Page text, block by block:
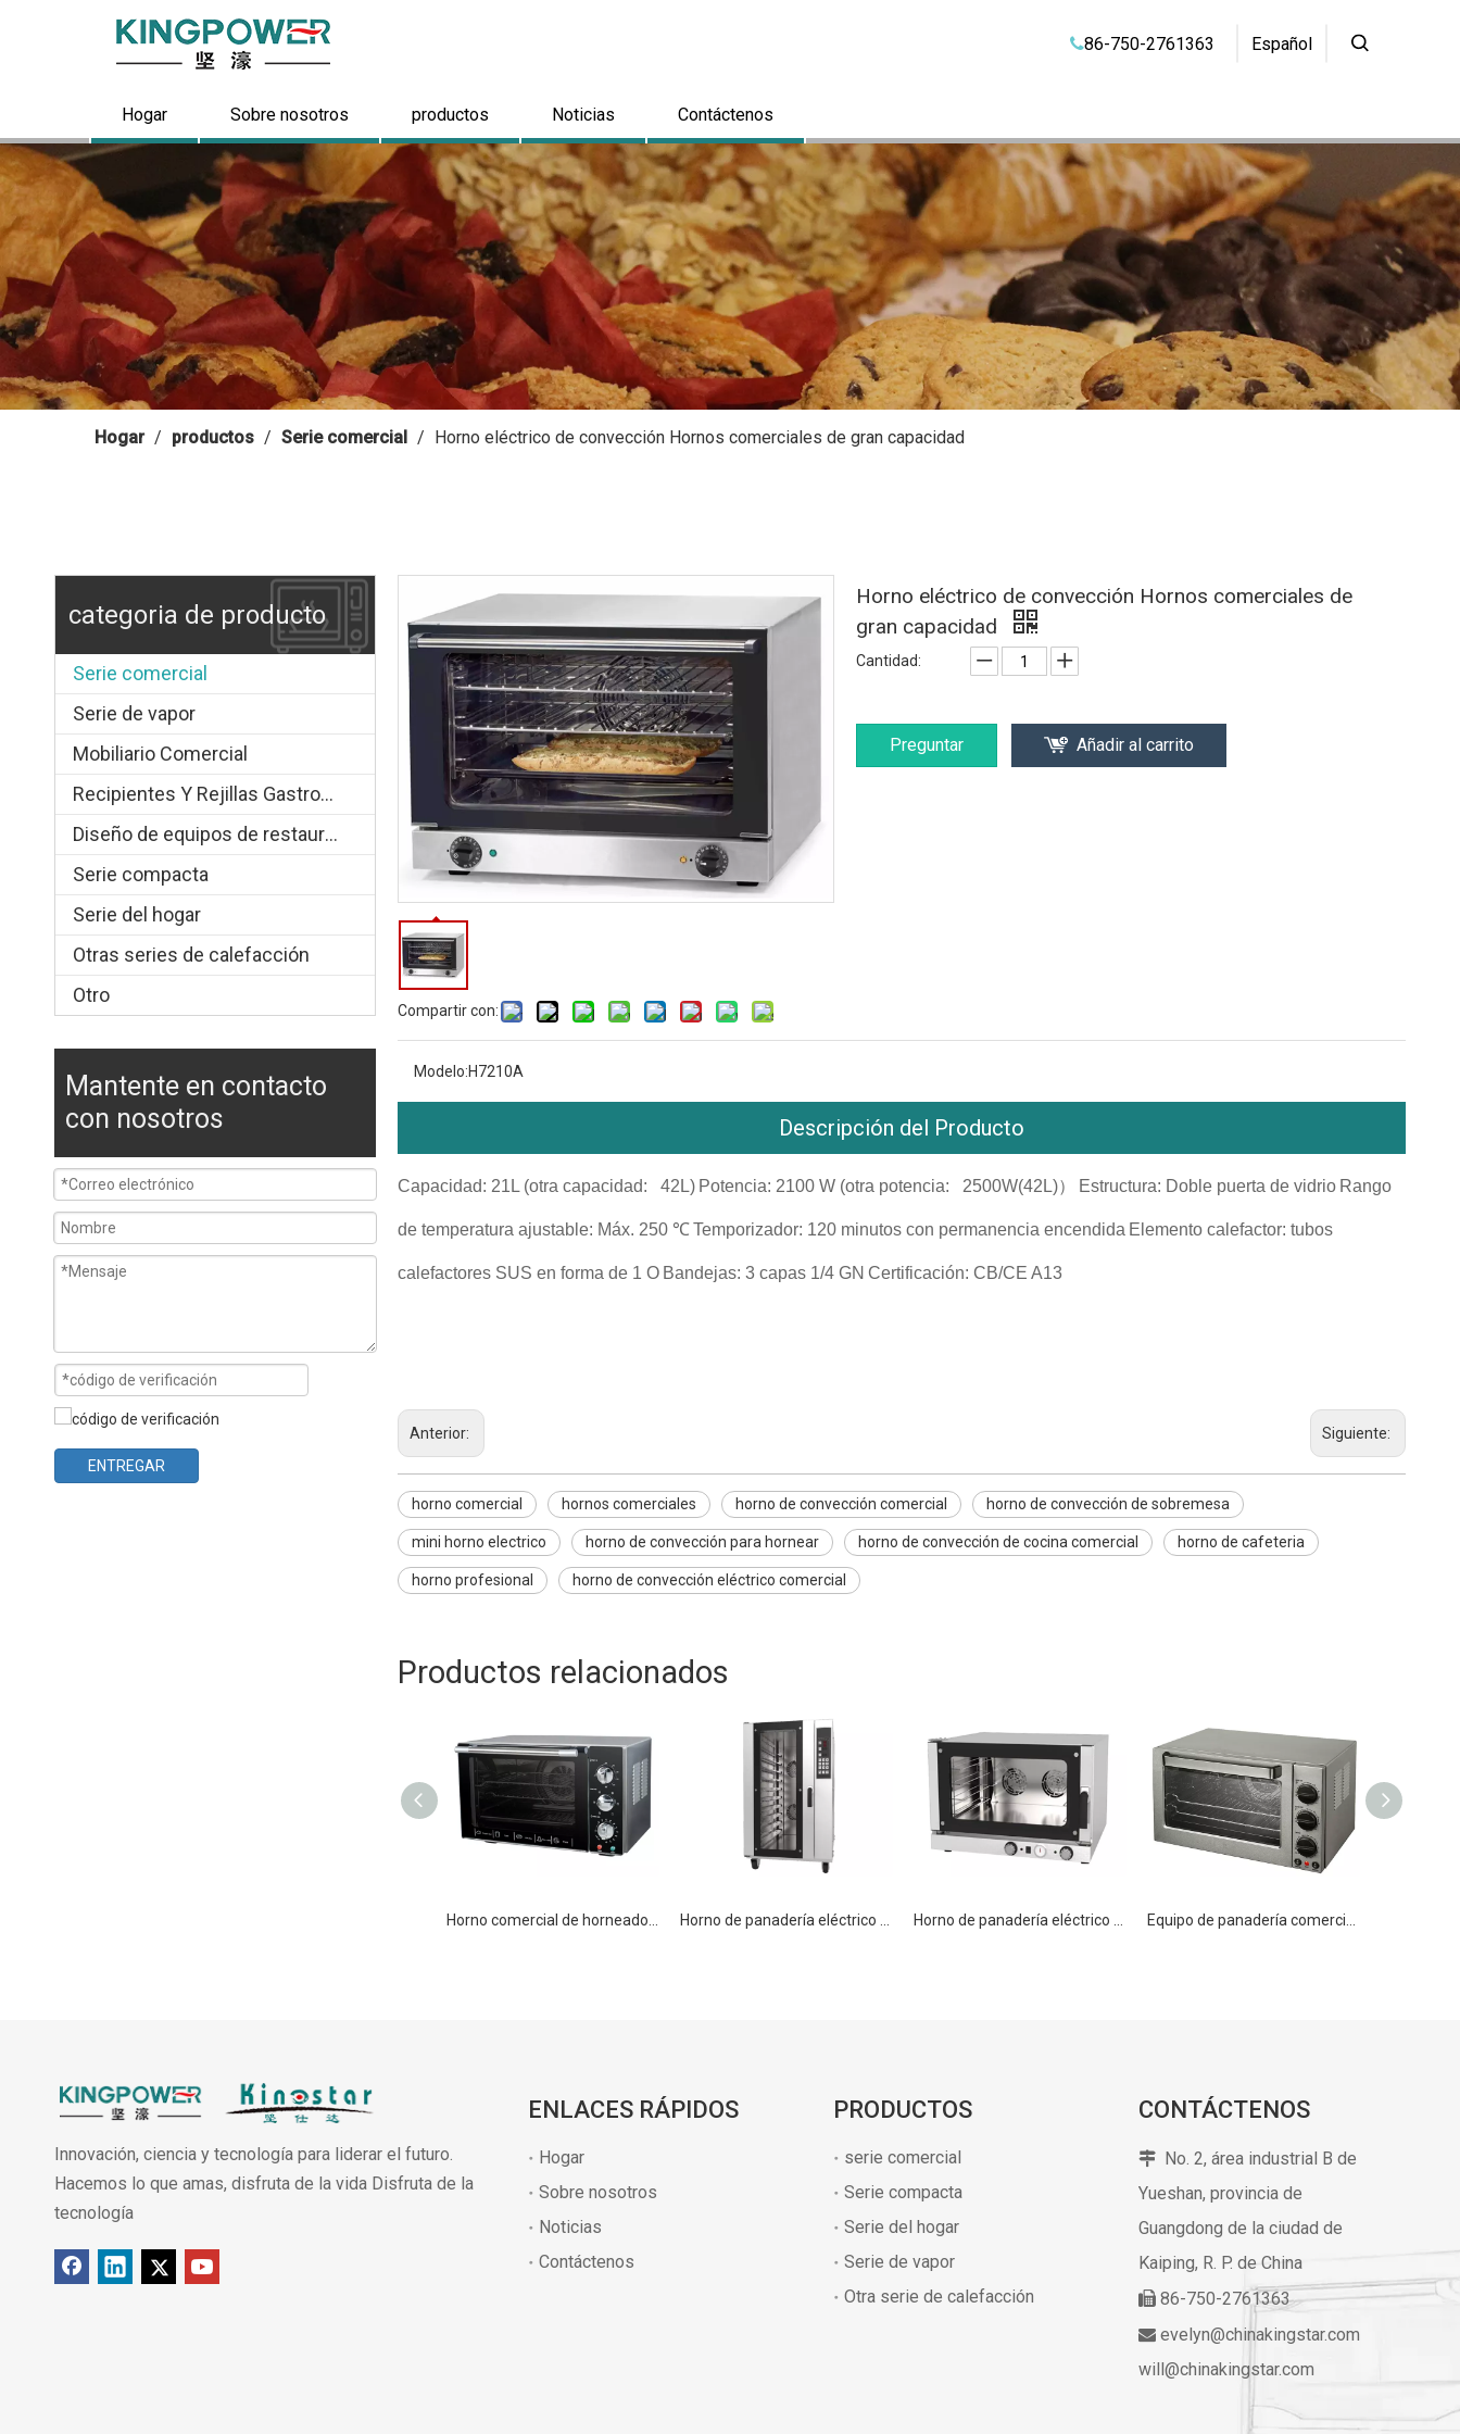
86-750-2761363 Español
Hogar Sobre nosotros productos Noticias Contáctenos
Hogar / productos / Serie comercial / Horno eléctrico de convección Hornos comerciales de gran capacidad
categoria de producto
Serie comercial
Serie de vapor
Mobiliario Comercial
Recipientes Y Rejillas Gastronorm
Diseño de equipos de restauración.
Serie compacta
Serie del hogar
Otras series de calefacción
Otro
Mantente en contacto
con nosotros
ENTREGAR
Compartir con:
Horno eléctrico de convección Hornos comerciales de
gran capacidad
Cantidad:
Preguntar Añadir al carrito
Modelo:H7210A
Descripción del Producto
Capacidad: 21L (otra capacidad: 42L) Potencia: 2100 W (otra potencia: 2500W(42L)） Estructura: Doble puerta de vidrio Rango
de temperatura ajustable: Máx. 250 ℃Temporizador: 120 minutos con permanencia encendida Elemento calefactor: tubos
calefactores SUS en forma de 1 O Bandejas: 3 capas 1/4 GN Certificación: CB/CE A13
Anterior: Siguiente:
horno comercial hornos comerciales horno de convección comercial horno de convección de sobremesa
mini horno electrico horno de convección para hornear horno de convección de cocina comercial horno de cafeteria
horno profesional horno de convección eléctrico comercial
Productos relacionados
Innovación, ciencia y tecnología para liderar el futuro.
Hacemos lo que amas, disfruta de la vida Disfruta de la
tecnología
ENLACES RÁPIDOS
Hogar
Sobre nosotros
Noticias
Contáctenos
PRODUCTOS
serie comercial
Serie compacta
Serie del hogar
Serie de vapor
Otra serie de calefacción
CONTÁCTENOS
 No. 2, área industrial B de
Yueshan, provincia de
Guangdong de la ciudad de
Kaiping, R. P. de China
86-750-2761363
 evelyn@chinakingstar.com
will@chinakingstar.com